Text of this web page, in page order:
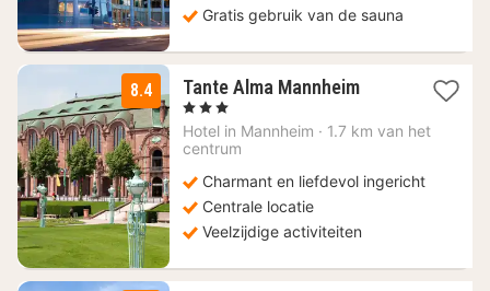
Gratis gebruik van de sauna
8.4 Tante Alma Mannheim1
vanaf
, 3 Sterren
Hotel in Mannheim · 1.7 km van het
centrum
Charmant en liefdevol ingericht
Centrale locatie
Veelzijdige activiteiten